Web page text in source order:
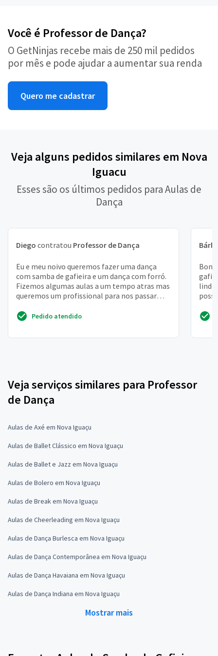
Você é Professor de Dança?
O GetNinjas recebe mais de 250 mil pedidos
por mês e pode ajudar a aumentar sua renda
Quero me cadastrar
Veja alguns pedidos similares em Nova
Iguacu
Esses são os últimos pedidos para Aulas de
Dança
Diego contratou Professor de Dança
Eu e meu noivo queremos fazer uma dança
com samba de gafieira e um dança com forró.
Fizemos algumas aulas a um tempo atras mas
queremos um profissional para nos passar
uma coreografia bás...
Pedido atendido
Bom
lindo
Veja serviços similares para Professor
de Dança
Aulas de Axé em Nova Iguaçu
Aulas de Ballet Clássico em Nova Iguaçu
Aulas de Ballet e Jazz em Nova Iguaçu
Aulas de Bolero em Nova Iguaçu
Aulas de Break em Nova Iguaçu
Aulas de Cheerleading em Nova Iguaçu
Aulas de Dança Burlesca em Nova Iguaçu
Aulas de Dança Contemporânea em Nova Iguaçu
Aulas de Dança Havaiana em Nova Iguaçu
Aulas de Dança Indiana em Nova Iguaçu
Mostrar mais